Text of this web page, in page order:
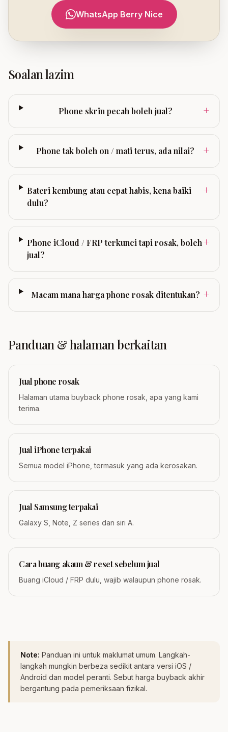
WhatsApp Berry Nice
Soalan lazim
Phone skrin pecah boleh jual? +
Phone tak boleh on / mati terus, ada nilai? +
Bateri kembung atau cepat habis, kena baiki
dulu?
+
Phone iCloud / FRP terkunci tapi rosak, boleh
jual?
+
Macam mana harga phone rosak ditentukan? +
Panduan & halaman berkaitan
Jual phone rosak
Halaman utama buyback phone rosak, apa yang kami
terima.
Jual iPhone terpakai
Semua model iPhone, termasuk yang ada kerosakan.
Jual Samsung terpakai
Galaxy S, Note, Z series dan siri A.
Cara buang akaun & reset sebelum jual
Buang iCloud / FRP dulu, wajib walaupun phone rosak.
Note: Panduan ini untuk maklumat umum. Langkah-
langkah mungkin berbeza sedikit antara versi iOS /
Android dan model peranti. Sebut harga buyback akhir
bergantung pada pemeriksaan fizikal.